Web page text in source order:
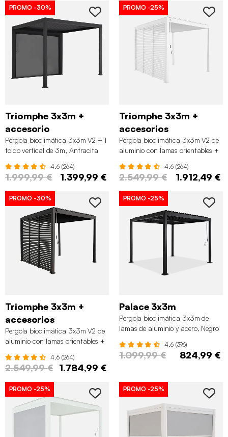
PROMO -30%
Triomphe 3x3m +
accesorio
Pérgola bioclimática 3x3m V2 + 1
toldo vertical de 3m, Antracita
4.6 (264)
1.999,99 € 1.399,99 €
PROMO -25%
Triomphe 3x3m +
accesorios
Pérgola bioclimática 3x3m V2 de
aluminio con lamas orientables +
4.6 (264)
2.549,99 € 1.912,49 €
PROMO -30%
Triomphe 3x3m +
accesorios
Pérgola bioclimática 3x3m V2 de
aluminio con lamas orientables +
4.6 (264)
2.549,99 € 1.784,99 €
PROMO -25%
Palace 3x3m
Pérgola bioclimática 3x3m de
lamas de aluminio y acero, Negro
4.6 (396)
1.099,99 € 824,99 €
PROMO -25% PROMO -25%